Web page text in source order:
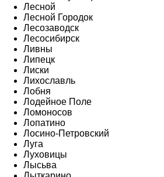
Лесной
Лесной Городок
Лесозаводск
Лесосибирск
Ливны
Липецк
Лиски
Лихославль
Лобня
Лодейное Поле
Ломоносов
Лопатино
Лосино-Петровский
Луга
Луховицы
Лысьва